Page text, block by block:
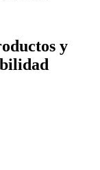
y